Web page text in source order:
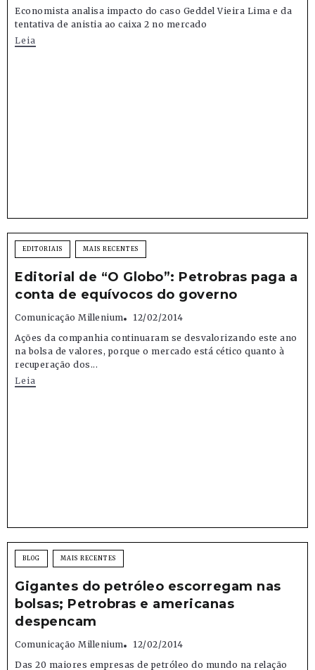
Economista analisa impacto do caso Geddel Vieira Lima e da
tentativa de anistia ao caixa 2 no mercado
Leia
EDITORIAIS MAIS RECENTES
Editorial de “O Globo”: Petrobras paga a
conta de equívocos do governo
Comunicação Millenium
12/02/2014
Ações da companhia continuaram se desvalorizando este ano
na bolsa de valores, porque o mercado está cético quanto à
recuperação dos...
Leia
BLOG MAIS RECENTES
Gigantes do petróleo escorregam nas
bolsas; Petrobras e americanas
despencam
Comunicação Millenium
12/02/2014
Das 20 maiores empresas de petróleo do mundo na relação